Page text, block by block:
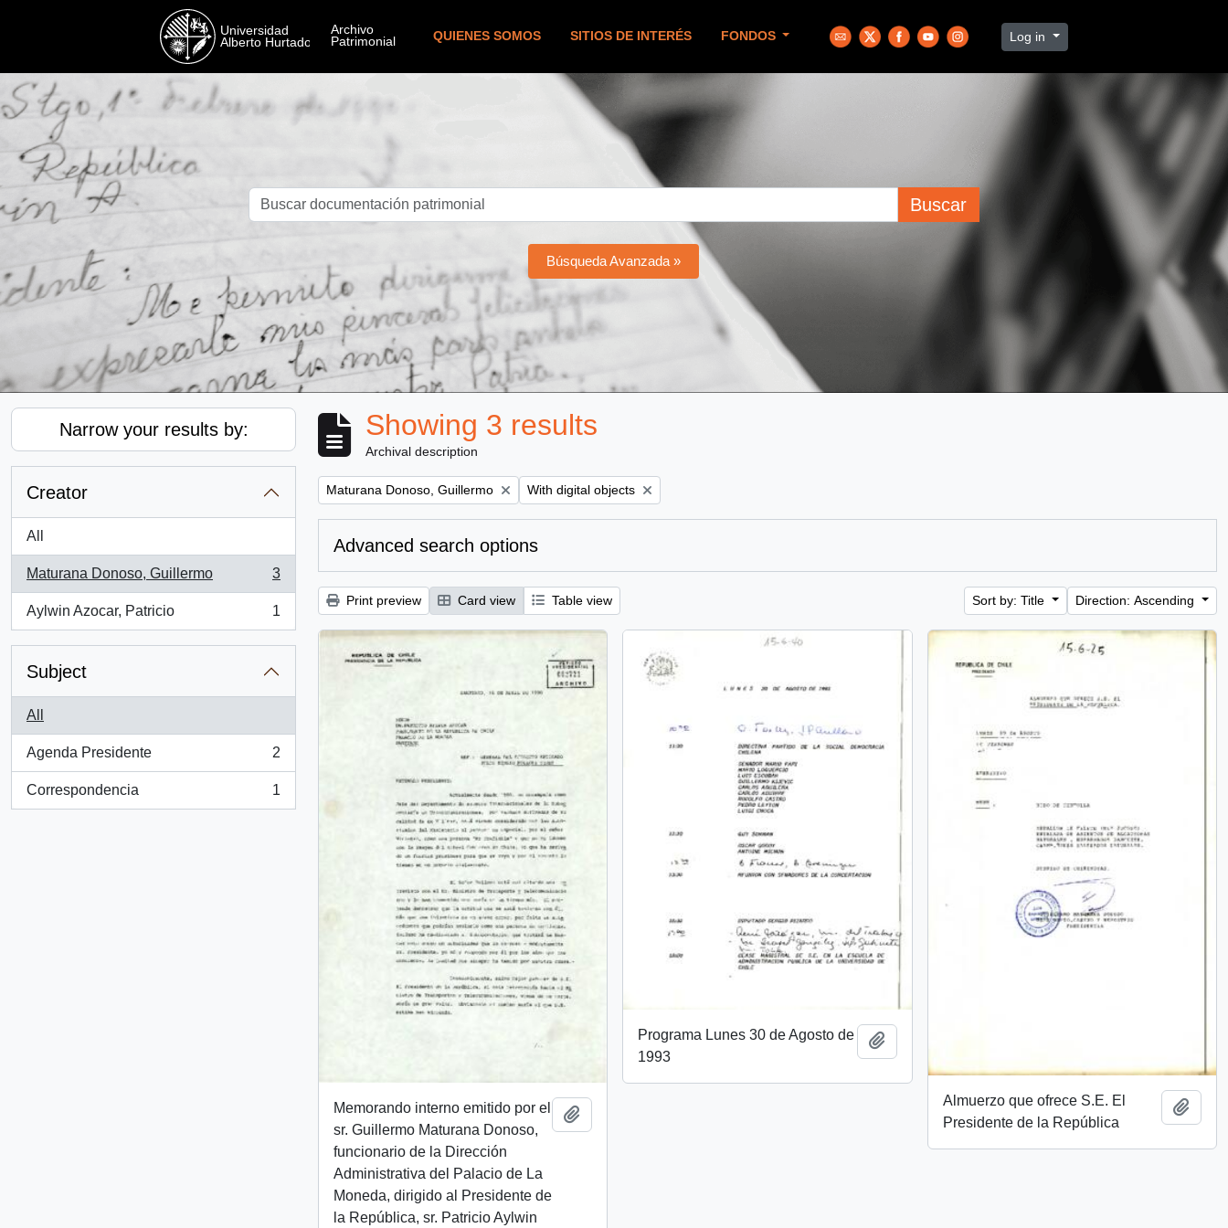
QUIENES SOMOS SITIOS DE INTERÉS FONDOS Log in
Buscar
Búsqueda Avanzada »
Narrow your results by:
Creator
All
Maturana Donoso, Guillermo
, 3 results
3
Aylwin Azocar, Patricio
, 1 results
1
Subject
All
Agenda Presidente
, 2 results
2
Correspondencia
, 1 results
1
Showing 3 results
Archival description
Remove filter:
Maturana Donoso, Guillermo Remove filter:
With digital objects
Advanced search options
Print preview Card view Table view Sort by: Title Direction: Ascending
Memorando interno emitido por el
sr. Guillermo Maturana Donoso,
funcionario de la Dirección
Administrativa del Palacio de La
Moneda, dirigido al Presidente de
la República, sr. Patricio Aylwin
Programa Lunes 30 de Agosto de
1993
Add to clipboard
Almuerzo que ofrece S.E. El
Presidente de la República
Add